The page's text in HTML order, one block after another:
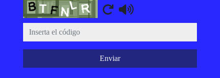
Captcha
Enviar